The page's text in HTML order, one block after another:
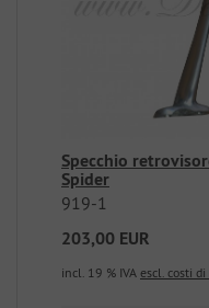
Specchio
Spider
919-1
203,00 EUR
incl. 19 % IVA escl. costi